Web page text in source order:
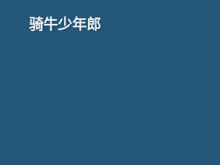
骑牛少年郎